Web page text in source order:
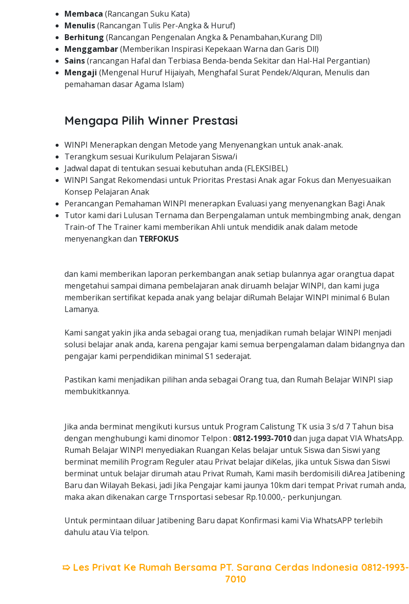
Membaca (Rancangan Suku Kata)
Menulis(Rancangan Tulis Per-Angka & Huruf)
Berhitung (Rancangan Pengenalan Angka & Penambahan,Kurang Dll)
Menggambar(Memberikan Inspirasi Kepekaan Warna dan Garis Dll)
Sains(rancangan Hafal dan Terbiasa Benda-benda Sekitar dan Hal-Hal Pergantian)
Mengaji (Mengenal Huruf Hijaiyah, Menghafal Surat Pendek/Alquran, Menulis dan
pemahaman dasar Agama Islam)
Mengapa Pilih Winner Prestasi
WINPI Menerapkan dengan Metode yang Menyenangkan untuk anak-anak.
Terangkum sesuai Kurikulum Pelajaran Siswa/i
Jadwal dapat di tentukan sesuai kebutuhan anda (FLEKSIBEL)
WINPI Sangat Rekomendasi untuk Prioritas Prestasi Anak agar Fokus dan Menyesuaikan
Konsep Pelajaran Anak
Perancangan Pemahaman WINPI menerapkan Evaluasi yang menyenangkan Bagi Anak
Tutor kami dari Lulusan Ternama dan Berpengalaman untuk membingmbing anak, dengan
Train-of The Trainer kami memberikan Ahli untuk mendidik anak dalam metode
menyenangkan dan TERFOKUS
dan kami memberikan laporan perkembangan anak setiap bulannya agar orangtua dapat
mengetahui sampai dimana pembelajaran anak diruamh belajar WINPI, dan kami juga
memberikan sertifikat kepada anak yang belajar diRumah Belajar WINPI minimal 6 Bulan
Lamanya.
Kami sangat yakin jika anda sebagai orang tua, menjadikan rumah belajar WINPI menjadi
solusi belajar anak anda, karena pengajar kami semua berpengalaman dalam bidangnya dan
pengajar kami perpendidikan minimal S1 sederajat.
Pastikan kami menjadikan pilihan anda sebagai Orang tua, dan Rumah Belajar WINPI siap
membukitkannya.
Jika anda berminat mengikuti kursus untuk Program Calistung TK usia 3 s/d 7 Tahun bisa
dengan menghubungi kami dinomor Telpon : 0812-1993-7010dan juga dapat VIA WhatsApp.
Rumah Belajar WINPI menyediakan Ruangan Kelas belajar untuk Siswa dan Siswi yang
berminat memilih Program Reguler atau Privat belajar diKelas, jika untuk Siswa dan Siswi
berminat untuk belajar dirumah atau Privat Rumah, Kami masih berdomisili diArea Jatibening
Baru dan Wilayah Bekasi, jadi Jika Pengajar kami jaunya 10km dari tempat Privat rumah anda,
maka akan dikenakan carge Trnsportasi sebesar Rp.10.000,- perkunjungan.
Untuk permintaan diluar Jatibening Baru dapat Konfirmasi kami Via WhatsAPP terlebih
dahulu atau Via telpon.
➯ Les Privat Ke Rumah Bersama PT. Sarana Cerdas Indonesia 0812-1993-
7010